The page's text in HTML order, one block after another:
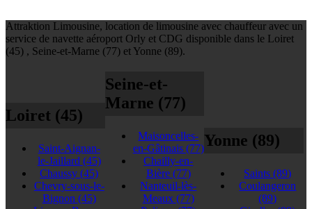
Attraktion Limousine, location de limousine avec chauffeur avec un
service de navette aéroport Orly et CDG disponible dans le Loiret
(45) , Seine-et-Marne (77) et Yonne (89).
Loiret (45)
Saint-Aignan-
le-Jaillard (45)
Chaussy(45)
Chevry-sous-le-
Bignon (45)
Seine-et-
Marne (77)
Maisoncelles-
en-Gâtinais (77)
Chailly-en-
Bière (77)
Nanteuil-lès-
Meaux (77)
Yonne (89)
Saints(89)
Coulangeron
(89)